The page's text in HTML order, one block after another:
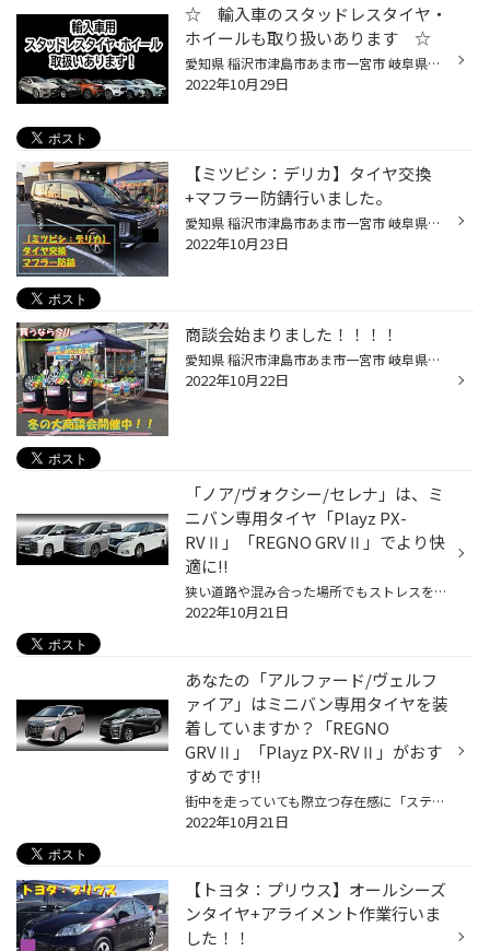
☆ 輸入車のスタッドレスタイヤ・
ホイールも取り扱いあります ☆
愛知県 稲沢市津島市あま市一宮市 岐阜県海津市その他近隣のみなさま こんにちは(∵)愛知県稲沢市福島町 西尾張中央道沿い エンジン オイル交換 も出来る お店 【タイヤ館 稲沢】です。 パンク 補償 サービス も始まりました。 【祝】スマホ決済が導入！ d払い、ペイペイ、Rペイがご利用いただけます...
2022年10月29日
【ミツビシ：デリカ】タイヤ交換
+マフラー防錆行いました。
愛知県 稲沢市津島市あま市一宮市 岐阜県海津市その他近隣のみなさま こんにちは(∵)愛知県稲沢市福島町 西尾張中央道沿い エンジン オイル交換 も出来る お店 【タイヤ館 稲沢】です。 パンク 補償 サービス も始まりました。 【祝】スマホ決済が導入！ d払い、ペイペイ、Rペイがご利用いただけます...
2022年10月23日
商談会始まりました！！！！
愛知県 稲沢市津島市あま市一宮市 岐阜県海津市その他近隣のみなさま こんにちは(∵)愛知県稲沢市福島町 西尾張中央道沿い エンジン オイル交換 も出来る お店 【タイヤ館 稲沢】です。 パンク 補償 サービス も始まりました。 【祝】スマホ決済が導入！ d払い、ペイペイ、Rペイがご利用いただけます...
2022年10月22日
「ノア/ヴォクシー/セレナ」は、ミ
ニバン専用タイヤ「Playz PX-
RVⅡ」「REGNO GRVⅡ」でより快
適に!!
狭い道路や混み合った場所でもストレスを感じることなくスイスイ走れるのに、車内にはびっくりするようなゆとりある空間が広がるピープルムーバーといえば、3列シートを採用したミニバンですよね。なかでも子育て世代を中心に大人気なのが、長年使い勝手のよさを競い合ってきた永遠のライバル、「ト...
2022年10月21日
あなたの「アルファード/ヴェルフ
ァイア」はミニバン専用タイヤを装
着していますか？「REGNO
GRVⅡ」「Playz PX-RVⅡ」がおす
すめです!!
街中を走っていても際立つ存在感に「ステキだなあ」とついつい目で追ってしまう高級ミニバンといえば、「トヨタ アルファード/ヴェルファイア」ですよね。上質感たっぷりの内外装や至れり尽くせりの装備など、トヨタのフラッグシップミニバンとしてその完成度の高さで多くの人々を魅了し続けていま...
2022年10月21日
【トヨタ：プリウス】オールシーズ
ンタイヤ+アライメント作業行いま
した！！